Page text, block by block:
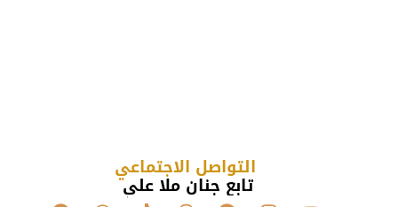
التواصل الاجتماعي
تابع جنان ملا علي